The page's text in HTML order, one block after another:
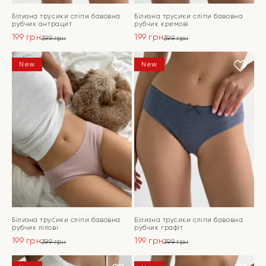
Білизна трусики сліпи бавовна
рубчик антрацит
399грн
ціна:
399 грн.
199 грн
ціна:
199 грн.
ПЕРЕЙТИ
Білизна трусики сліпи бавовна
рубчик кремові
399грн
ціна:
399 грн.
199 грн
ціна:
199 грн.
New
Білизна трусики сліпи бавовна
рубчик лілові
399грн
ціна:
199 грн
ціна:
New
Білизна трусики сліпи бавовна
рубчик графіт
399грн
ціна:
199 грн
ціна: